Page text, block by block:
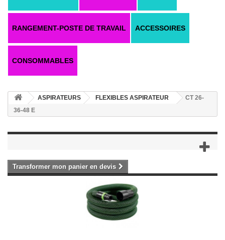
RANGEMENT-POSTE DE TRAVAIL ACCESSOIRES
CONSOMMABLES
ASPIRATEURS FLEXIBLES ASPIRATEUR
CT 26-
36-48 E
Transformer mon panier en devis